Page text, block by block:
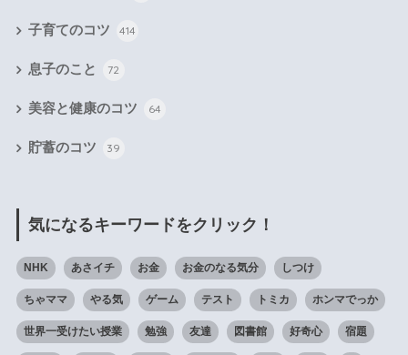
子育てのコツ 414
息子のこと 72
美容と健康のコツ 64
貯蓄のコツ 39
気になるキーワードをクリック！
NHK あさイチ お金 お金のなる気分 しつけ
ちゃママ やる気 ゲーム テスト トミカ ホンマでっか
世界一受けたい授業 勉強 友達 図書館 好奇心 宿題